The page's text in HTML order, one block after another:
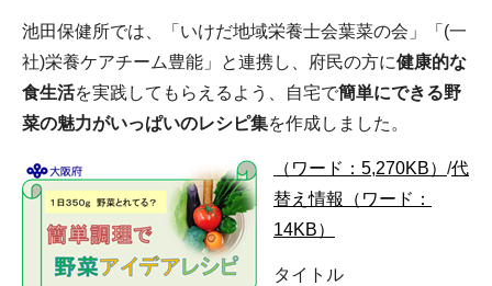
池田保健所では、「いけだ地域栄養士会葉菜の会」「(一
社)栄養ケアチーム豊能」と連携し、府民の方に健康的な
食生活を実践してもらえるよう、自宅で簡単にできる野
菜の魅力がいっぱいのレシピ集を作成しました。
（ワード：5,270KB） /代
替え情報（ワード：
14KB）
タイトル